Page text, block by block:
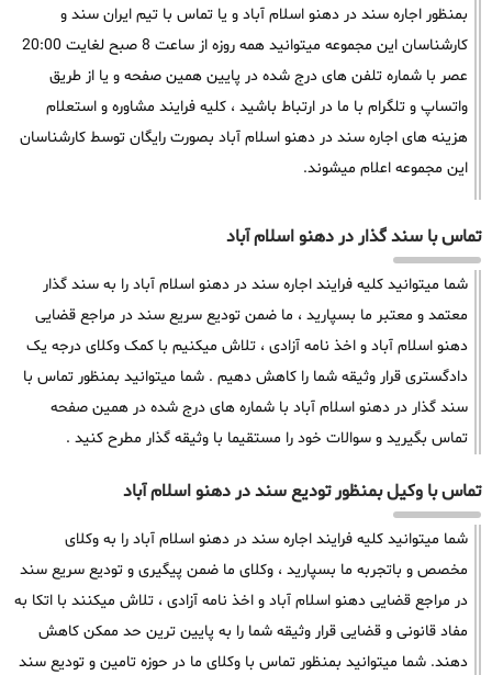
بمنظور اجاره سند در دهنو اسلام آباد و یا تماس با تیم ایران سند و
کارشناسان این مجموعه میتوانید همه روزه از ساعت 8 صبح لغایت 20:00
عصر با شماره تلفن های درج شده در پایین همین صفحه و یا از طریق
واتساپ و تلگرام با ما در ارتباط باشید ، کلیه فرایند مشاوره و استعلام
هزینه های اجاره سند در دهنو اسلام آباد بصورت رایگان توسط کارشناسان
این مجموعه اعلام میشوند.
تماس با سند گذار در دهنو اسلام آباد
شما میتوانید کلیه فرایند اجاره سند در دهنو اسلام آباد را به سند گذار
معتمد و معتبر ما بسپارید ، ما ضمن تودیع سریع سند در مراجع قضایی
دهنو اسلام آباد و اخذ نامه آزادی ، تلاش میکنیم با کمک وکلای درجه یک
دادگستری قرار وثیقه شما را کاهش دهیم . شما میتوانید بمنظور تماس با
سند گذار در دهنو اسلام آباد با شماره های درج شده در همین صفحه
تماس بگیرید و سوالات خود را مستقیما با وثیقه گذار مطرح کنید .
تماس با وکیل بمنظور تودیع سند در دهنو اسلام آباد
شما میتوانید کلیه فرایند اجاره سند در دهنو اسلام آباد را به وکلای
مخصص و باتجربه ما بسپارید ، وکلای ما ضمن پیگیری و تودیع سریع سند
در مراجع قضایی دهنو اسلام آباد و اخذ نامه آزادی ، تلاش میکنند با اتکا به
مفاد قانونی و قضایی قرار وثیقه شما را به پایین ترین حد ممکن کاهش
دهند. شما میتوانید بمنظور تماس با وکلای ما در حوزه تامین و تودیع سند